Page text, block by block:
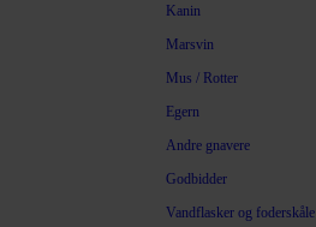
Kanin
Marsvin
Mus / Rotter
Egern
Andre gnavere
Godbidder
Vandflasker og foderskåle